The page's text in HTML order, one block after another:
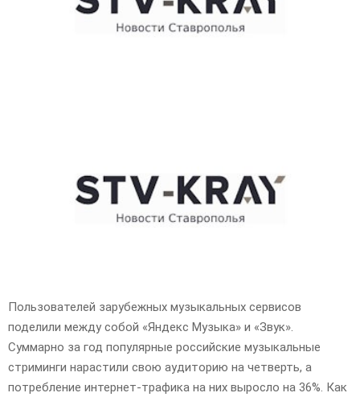
Пользователей зарубежных музыкальных сервисов
поделили между собой «Яндекс Музыка» и «Звук».
Суммарно за год популярные российские музыкальные
стриминги нарастили свою аудиторию на четверть, а
потребление интернет-трафика на них выросло на 36%. Как